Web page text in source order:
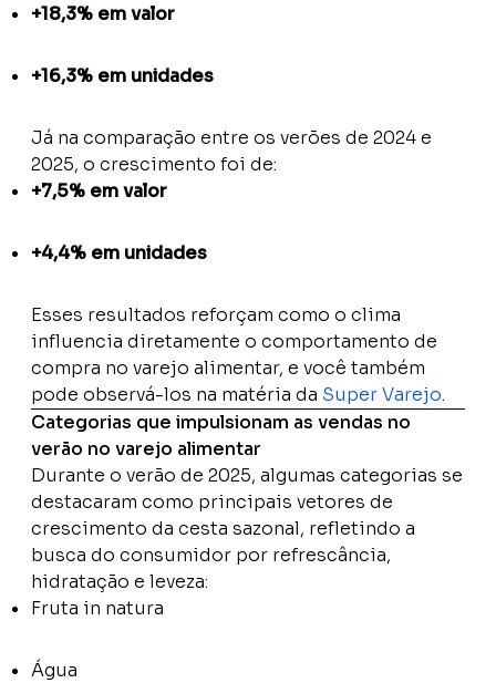
+18,3% em valor
+16,3% em unidades
Já na comparação entre os verões de 2024 e
2025, o crescimento foi de:
+7,5% em valor
+4,4% em unidades
Esses resultados reforçam como o clima
influencia diretamente o comportamento de
compra no varejo alimentar, e você também
pode observá-los na matéria da Super Varejo.
Categorias que impulsionam as vendas no
verão no varejo alimentar
Durante o verão de 2025, algumas categorias se
destacaram como principais vetores de
crescimento da cesta sazonal, refletindo a
busca do consumidor por refrescância,
hidratação e leveza:
Fruta in natura
Água